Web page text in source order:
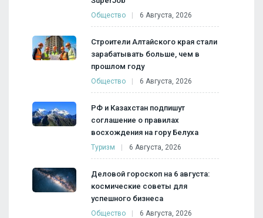
Общество 6 Августа, 2026
Строители Алтайского края стали
зарабатывать больше, чем в
прошлом году
Общество 6 Августа, 2026
РФ и Казахстан подпишут
соглашение о правилах
восхождения на гору Белуха
Туризм 6 Августа, 2026
Деловой гороскоп на 6 августа:
космические советы для
успешного бизнеса
Общество 6 Августа, 2026